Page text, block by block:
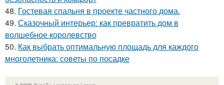
48. Гостевая спальня в проекте частного дома.
49. Сказочный интерьер: как превратить дом в
волшебное королевство
50. Как выбрать оптимальную площадь для каждого
многолетника: советы по посадке